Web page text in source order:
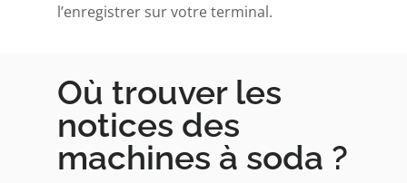
l’enregistrer sur votre terminal.
Où trouver les
notices des
machines à soda ?